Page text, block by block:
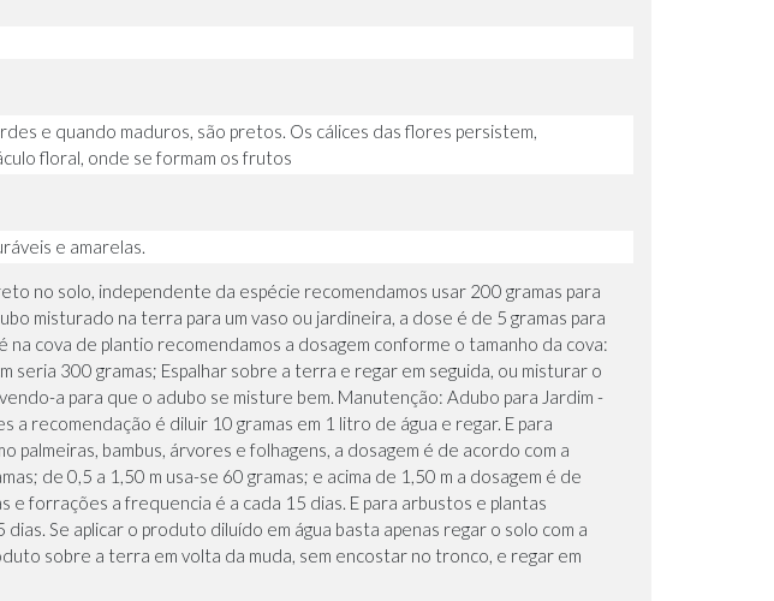
e quando maduros, são pretos. Os cálices das flores persistem,
floral, onde se formam os frutos
e amarelas.
no solo, independente da espécie recomendamos usar 200 gramas para
misturado na terra para um vaso ou jardineira, a dose é de 5 gramas para
na cova de plantio recomendamos a dosagem conforme o tamanho da cova:
seria 300 gramas; Espalhar sobre a terra e regar em seguida, ou misturar o
a para que o adubo se misture bem. Manutenção: Adubo para Jardim -
a recomendação é diluir 10 gramas em 1 litro de água e regar. E para
palmeiras, bambus, árvores e folhagens, a dosagem é de acordo com a
de 0,5 a 1,50 m usa-se 60 gramas; e acima de 1,50 m a dosagem é de
e forrações a frequencia é a cada 15 dias. E para arbustos e plantas
Se aplicar o produto diluído em água basta apenas regar o solo com a
sobre a terra em volta da muda, sem encostar no tronco, e regar em